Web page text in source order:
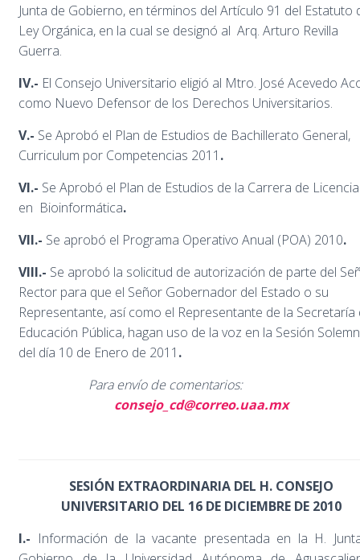
Junta de Gobierno, en términos del Artículo 91 del Estatuto
Ley Orgánica, en la cual se designó al Arq. Arturo Revilla
Guerra.
IV.- El Consejo Universitario eligió al Mtro. José Acevedo
como Nuevo Defensor de los Derechos Universitarios.
V.- Se Aprobó el Plan de Estudios de Bachillerato General,
Curriculum por Competencias 2011 .
VI.- Se Aprobó el Plan de Estudios de la Carrera de
en Bioinformática.
VII.- Se aprobó el Programa Operativo Anual (POA) 2010.
VIII.- Se aprobó la solicitud de autorización de parte del
Rector para que el Señor Gobernador del Estado o su
Representante, así como el Representante de la Secretaría
Educación Pública, hagan uso de la voz en la Sesión
del día 10 de Enero de 2011 .
Para envío de comentarios:
consejo_cd@correo.uaa.mx
SESIÓN EXTRAORDINARIA DEL H. CONSEJO
UNIVERSITARIO DEL 16 DE DICIEMBRE DE 2010
I.- Información de la vacante presentada en la H.